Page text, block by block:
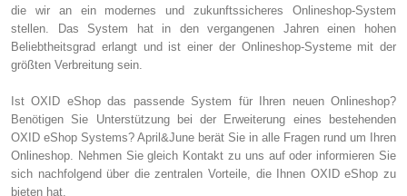
die wir an ein modernes und zukunftssicheres Onlineshop-System
stellen. Das System hat in den vergangenen Jahren einen hohen
Beliebtheitsgrad erlangt und ist einer der Onlineshop-Systeme mit der
größten Verbreitung sein.
Ist OXID eShop das passende System für Ihren neuen Onlineshop?
Benötigen Sie Unterstützung bei der Erweiterung eines bestehenden
OXID eShop Systems? April&June berät Sie in alle Fragen rund um Ihren
Onlineshop. Nehmen Sie gleich Kontakt zu uns auf oder informieren Sie
sich nachfolgend über die zentralen Vorteile, die Ihnen OXID eShop zu
bieten hat.